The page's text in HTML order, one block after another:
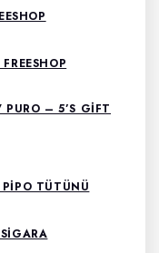
PURO – 5’S GIFT
TÜTÜNÜ